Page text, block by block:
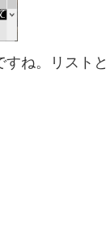
ね。リストと